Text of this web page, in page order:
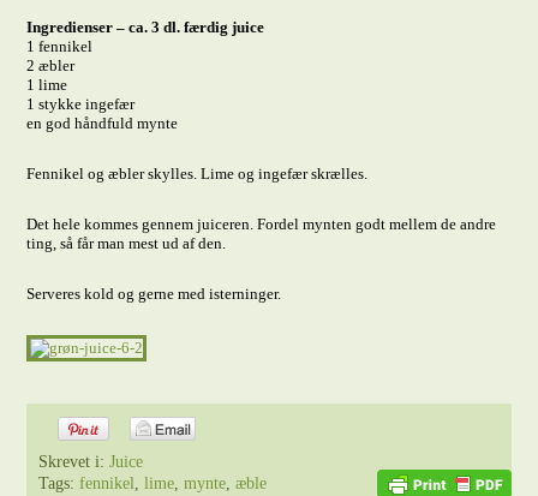
Ingredienser – ca. 3 dl. færdig juice
1 fennikel
2 æbler
1 lime
1 stykke ingefær
en god håndfuld mynte
Fennikel og æbler skylles. Lime og ingefær skrælles.
Det hele kommes gennem juiceren. Fordel mynten godt mellem de andre
ting, så får man mest ud af den.
Serveres kold og gerne med isterninger.
Skrevet i:Juice
Tags:fennikel,lime,mynte,æble